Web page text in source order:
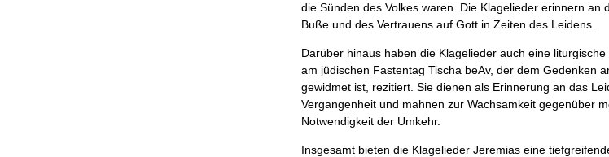
die Sünden des Volkes waren. Die Klagelieder erinnern an
Buße und des Vertrauens auf Gott in Zeiten des Leidens.
Darüber hinaus haben die Klagelieder auch eine
am jüdischen Fastentag Tischa beAv, der dem Gedenken
gewidmet ist, rezitiert. Sie dienen als Erinnerung an das
Vergangenheit und mahnen zur Wachsamkeit gegenüber
Notwendigkeit der Umkehr.
Insgesamt bieten die Klagelieder Jeremias eine